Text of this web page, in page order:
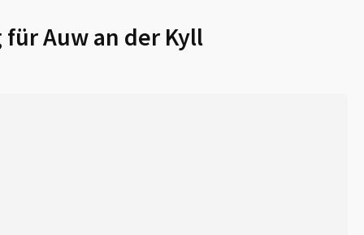
fürAuw an der Kyll